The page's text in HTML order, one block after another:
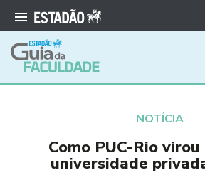
NOTÍCIA
Como PUC-Rio
universidade